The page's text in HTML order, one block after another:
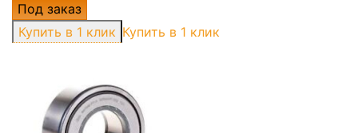
Под заказ
Купить в 1 клик